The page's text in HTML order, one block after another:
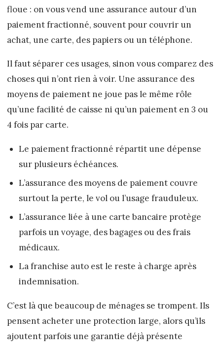
floue : on vous vend une assurance autour d’un
paiement fractionné, souvent pour couvrir un
achat, une carte, des papiers ou un téléphone.
Il faut séparer ces usages, sinon vous comparez des
choses qui n’ont rien à voir. Une assurance des
moyens de paiement ne joue pas le même rôle
qu’une facilité de caisse ni qu’un paiement en 3 ou
4 fois par carte.
Le paiement fractionné répartit une dépense
sur plusieurs échéances.
L’assurance des moyens de paiement couvre
surtout la perte, le vol ou l’usage frauduleux.
L’assurance liée à une carte bancaire protège
parfois un voyage, des bagages ou des frais
médicaux.
La franchise auto est le reste à charge après
indemnisation.
C’est là que beaucoup de ménages se trompent. Ils
pensent acheter une protection large, alors qu’ils
ajoutent parfois une garantie déjà présente